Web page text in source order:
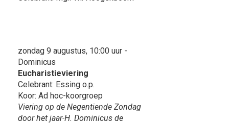
zondag 9 augustus, 10:00 uur -
Dominicus
Eucharistieviering
Celebrant: Essing o.p.
Koor: Ad hoc-koorgroep
Viering op de Negentiende Zondag
door het jaar-H. Dominicus de